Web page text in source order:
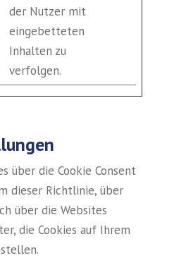
der Nutzer mit
eingebetteten
Inhalten zu
verfolgen.
über die Cookie Consent
dieser Richtlinie, über
über die Websites
die Cookies auf Ihrem